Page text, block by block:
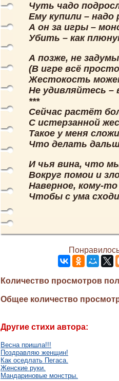
Чуть чадо
Ему купили – надо
А он за игры –
Убить – как
А позже, не
(В игре всё
Жестокость
Не удивляйтесь
***
Сейчас растёт
С истерзанной
Такое у меня
Что делать
И чья вина, что
Вокруг помои и
Наверное, кому-
Чтобы с ума
Количество просмотров
Общее количество
Другие стихи автора:
Весна пришла!!!
Поздравляю женщин!
Как оседлать Пегаса.
Женские руки.
Мандариновые монстры.